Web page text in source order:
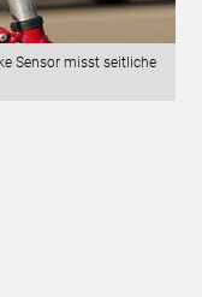
Sensor misst seitliche